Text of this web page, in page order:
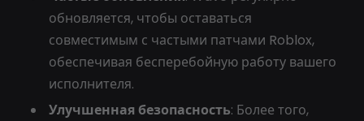
обновляется, чтобы оставаться
совместимым с частыми патчами Roblox,
обеспечивая бесперебойную работу вашего
исполнителя.
Улучшенная безопасность: Более того,